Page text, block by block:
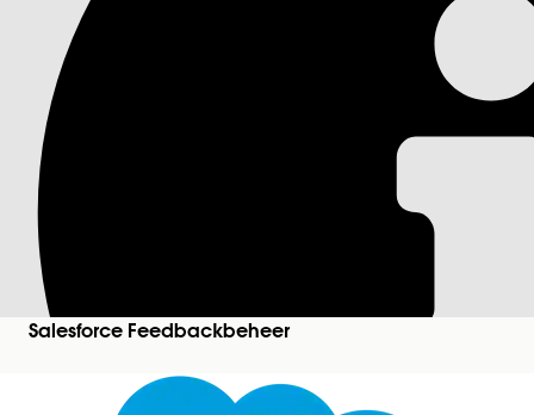
Salesforce Feedbackbeheer
Customer
Tableau Next-
U kunt Customer Lifecycle Analytics gebruiken
belangrijke vragen over uw bedrijf te
Beschikbaar in: zowel Salesforce Classic als